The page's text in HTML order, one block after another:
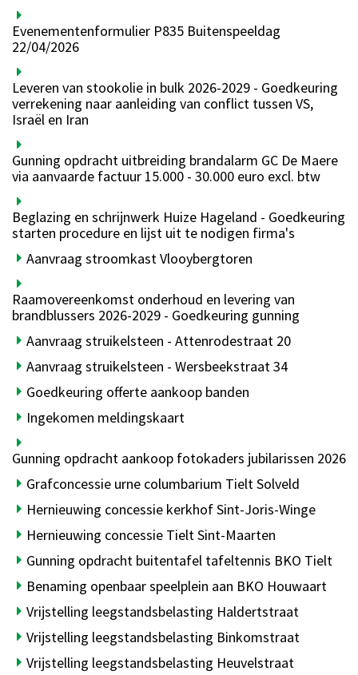
Evenementenformulier P835 Buitenspeeldag
22/04/2026
Leveren van stookolie in bulk 2026-2029 - Goedkeuring
verrekening naar aanleiding van conflict tussen VS,
Israël en Iran
Gunning opdracht uitbreiding brandalarm GC De Maere
via aanvaarde factuur 15.000 - 30.000 euro excl. btw
Beglazing en schrijnwerk Huize Hageland - Goedkeuring
starten procedure en lijst uit te nodigen firma's
Aanvraag stroomkast Vlooybergtoren
Raamovereenkomst onderhoud en levering van
brandblussers 2026-2029 - Goedkeuring gunning
Aanvraag struikelsteen - Attenrodestraat 20
Aanvraag struikelsteen - Wersbeekstraat 34
Goedkeuring offerte aankoop banden
Ingekomen meldingskaart
Gunning opdracht aankoop fotokaders jubilarissen 2026
Grafconcessie urne columbarium Tielt Solveld
Hernieuwing concessie kerkhof Sint-Joris-Winge
Hernieuwing concessie Tielt Sint-Maarten
Gunning opdracht buitentafel tafeltennis BKO Tielt
Benaming openbaar speelplein aan BKO Houwaart
Vrijstelling leegstandsbelasting Haldertstraat
Vrijstelling leegstandsbelasting Binkomstraat
Vrijstelling leegstandsbelasting Heuvelstraat